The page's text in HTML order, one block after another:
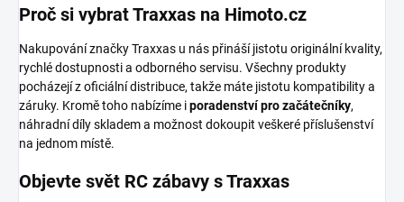
Proč si vybrat Traxxas na Himoto.cz
Nakupování značky Traxxas u nás přináší jistotu originální kvality,
rychlé dostupnosti a odborného servisu. Všechny produkty
pocházejí z oficiální distribuce, takže máte jistotu kompatibility a
záruky. Kromě toho nabízíme iporadenství pro začátečníky,
náhradní díly skladem a možnost dokoupit veškeré příslušenství
na jednom místě.
Objevte svět RC zábavy s Traxxas